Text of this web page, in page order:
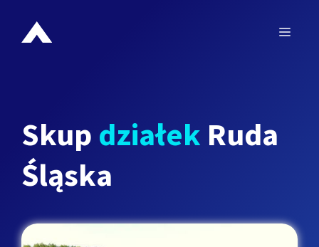
Skup działek Ruda
Śląska